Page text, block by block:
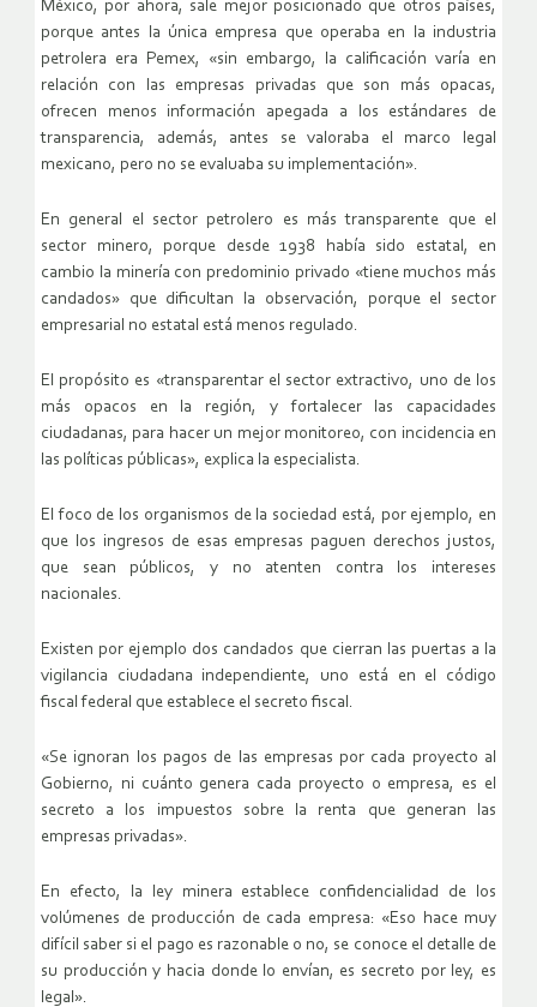
México, por ahora, sale mejor posicionado que otros países,
porque antes la única empresa que operaba en la industria
petrolera era Pemex, «sin embargo, la calificación varía en
relación con las empresas privadas que son más opacas,
ofrecen menos información apegada a los estándares de
transparencia, además, antes se valoraba el marco legal
mexicano, pero no se evaluaba su implementación».
En general el sector petrolero es más transparente que el
sector minero, porque desde 1938 había sido estatal, en
cambio la minería con predominio privado «tiene muchos más
candados» que dificultan la observación, porque el sector
empresarial no estatal está menos regulado.
El propósito es «transparentar el sector extractivo, uno de los
más opacos en la región, y fortalecer las capacidades
ciudadanas, para hacer un mejor monitoreo, con incidencia en
las políticas públicas», explica la especialista.
El foco de los organismos de la sociedad está, por ejemplo, en
que los ingresos de esas empresas paguen derechos justos,
que sean públicos, y no atenten contra los intereses
nacionales.
Existen por ejemplo dos candados que cierran las puertas a la
vigilancia ciudadana independiente, uno está en el código
fiscal federal que establece el secreto fiscal.
«Se ignoran los pagos de las empresas por cada proyecto al
Gobierno, ni cuánto genera cada proyecto o empresa, es el
secreto a los impuestos sobre la renta que generan las
empresas privadas».
En efecto, la ley minera establece confidencialidad de los
volúmenes de producción de cada empresa: «Eso hace muy
difícil saber si el pago es razonable o no, se conoce el detalle de
su producción y hacia donde lo envían, es secreto por ley, es
legal».